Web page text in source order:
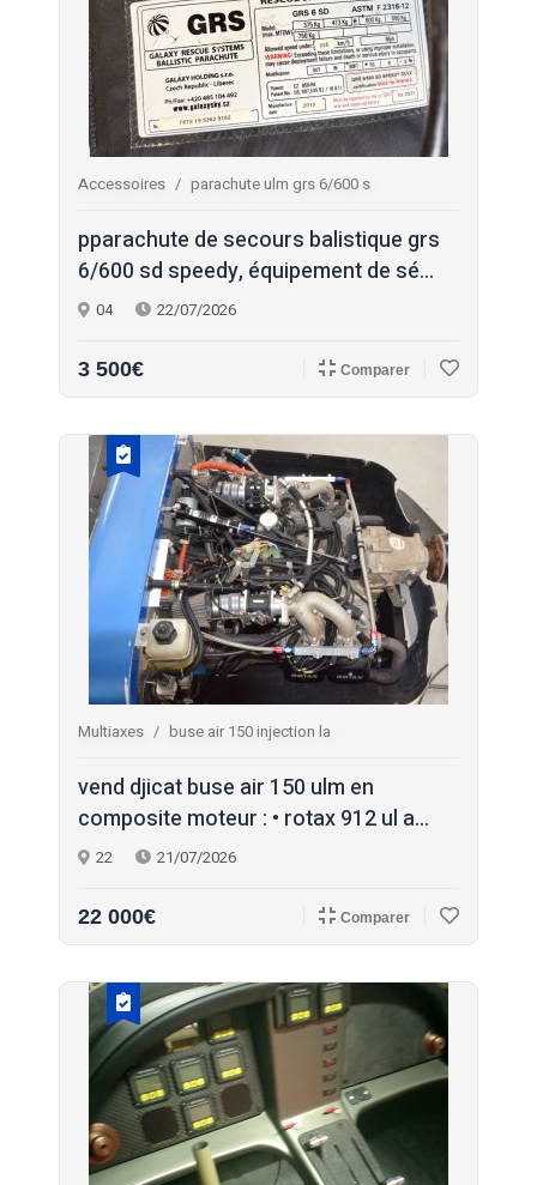
Accessoires parachute ulm grs 6/600 s
pparachute de secours balistique grs
6/600 sd speedy, équipement de sé...
04 22/07/2026
3 500€ Comparer
Multiaxes buse air 150 injection la
vend djicat buse air 150 ulm en
composite moteur : • rotax 912 ul a...
22 21/07/2026
22 000€ Comparer